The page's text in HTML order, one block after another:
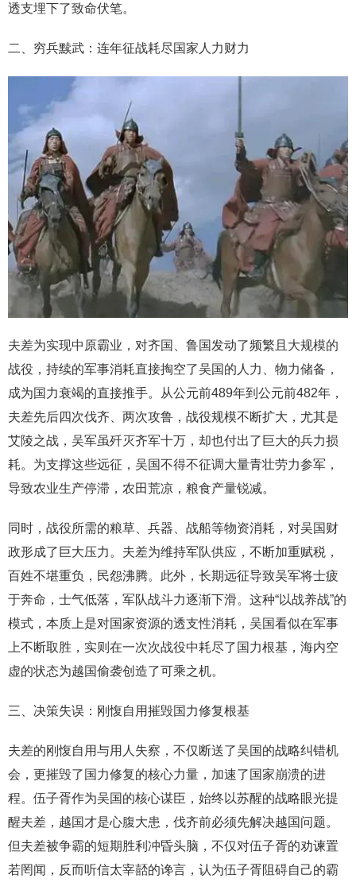
透支埋下了致命伏笔。
二、穷兵黩武：连年征战耗尽国家人力财力
夫差为实现中原霸业，对齐国、鲁国发动了频繁且大规模的
战役，持续的军事消耗直接掏空了吴国的人力、物力储备，
成为国力衰竭的直接推手。从公元前489年到公元前482年，
夫差先后四次伐齐、两次攻鲁，战役规模不断扩大，尤其是
艾陵之战，吴军虽歼灭齐军十万，却也付出了巨大的兵力损
耗。为支撑这些远征，吴国不得不征调大量青壮劳力参军，
导致农业生产停滞，农田荒凉，粮食产量锐减。
同时，战役所需的粮草、兵器、战船等物资消耗，对吴国财
政形成了巨大压力。夫差为维持军队供应，不断加重赋税，
百姓不堪重负，民怨沸腾。此外，长期远征导致吴军将士疲
于奔命，士气低落，军队战斗力逐渐下滑。这种“以战养战”的
模式，本质上是对国家资源的透支性消耗，吴国看似在军事
上不断取胜，实则在一次次战役中耗尽了国力根基，海内空
虚的状态为越国偷袭创造了可乘之机。
三、决策失误：刚愎自用摧毁国力修复根基
夫差的刚愎自用与用人失察，不仅断送了吴国的战略纠错机
会，更摧毁了国力修复的核心力量，加速了国家崩溃的进
程。伍子胥作为吴国的核心谋臣，始终以苏醒的战略眼光提
醒夫差，越国才是心腹大患，伐齐前必须先解决越国问题。
但夫差被争霸的短期胜利冲昏头脑，不仅对伍子胥的劝谏置
若罔闻，反而听信太宰嚭的谗言，认为伍子胥阻碍自己的霸